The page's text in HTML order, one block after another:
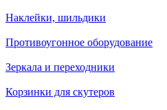
Наклейки, шильдики
Противоугонное оборудование
Зеркала и переходники
Корзинки для скутеров